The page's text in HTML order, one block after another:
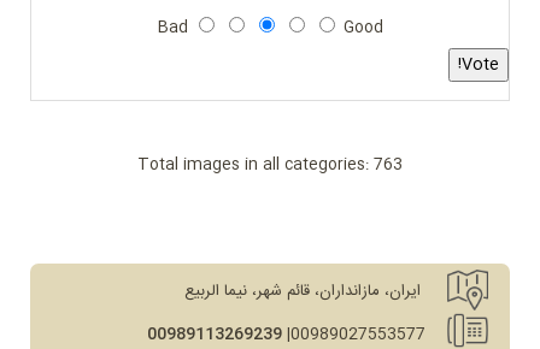
Bad
Good
Total images in all categories: 763
ایران، مازانداران، قائم شهر، نیما الربيع
00989027553577|
00989113269239